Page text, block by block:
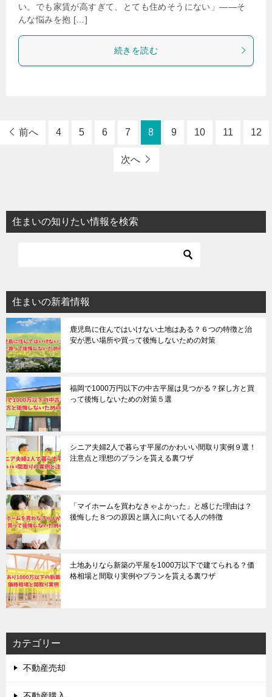
い。でも家賃が高すぎて、とても住めそうにない」——そ
んな悩みを抱 […]
続きを読む
前へ 4 5 6 7 8 9 10 11 12
次へ
住まいの知りたい情報を検索
住まいの新着情報
鹿児島に住んではいけない土地はある？６つの特徴と治
安が悪い場所や買って後悔しないための対策
福岡で1000万円以下の中古平屋は見つかる？探し方と買
って後悔しないための対策５選
シニア夫婦2人で暮らす平屋のかわいい間取り実例９選！
注意点と理想のプランを貰える裏ワザ
「マイホームを買わなきゃよかった」と感じた理由は？
後悔した８つの原因と購入に向いてる人の特徴
土地ありなら新築の平屋を1000万以下で建てられる？価
格相場と間取り実例やプランを貰える裏ワザ
カテゴリー
不動産売却